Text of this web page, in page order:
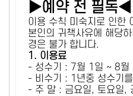
▶예약 전 필독◀
이용 수칙 미숙지로 인한
본인의 귀책사유에 해당
경은 불가 합니다.
1. 이용료
- 성수기 : 7월 1일 ~ 8월
- 비수기 : 1년중 성수기
- 주 말 : 금요일, 토요일,